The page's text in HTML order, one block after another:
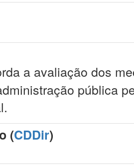
a avaliação dos
pública
(CDDir)